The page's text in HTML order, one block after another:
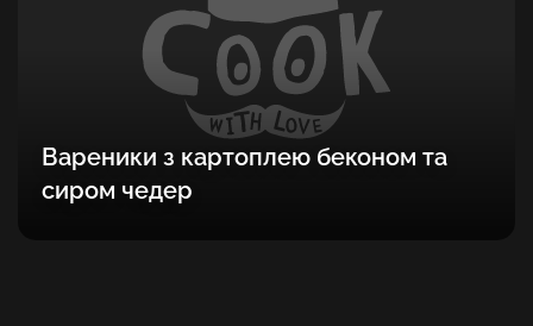
Вареники з картоплею беконом та
сиром чедер